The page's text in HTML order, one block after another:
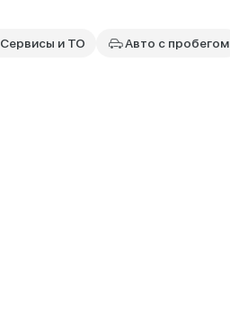
Сервисы и ТО Авто с пробегом